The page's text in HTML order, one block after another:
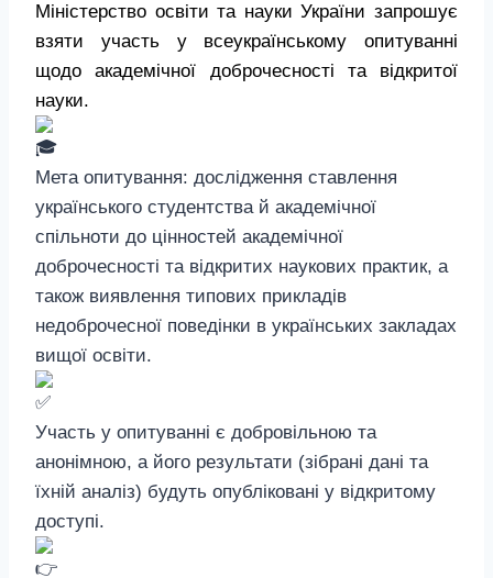
Міністерство освіти та науки України запрошує
взяти участь у всеукраїнському опитуванні
щодо академічної доброчесності та відкритої
науки.
Мета опитування: дослідження ставлення
українського студентства й академічної
спільноти до цінностей академічної
доброчесності та відкритих наукових практик, а
також виявлення типових прикладів
недоброчесної поведінки в українських закладах
вищої освіти.
Участь у опитуванні є добровільною та
анонімною, а його результати (зібрані дані та
їхній аналіз) будуть опубліковані у відкритому
доступі.